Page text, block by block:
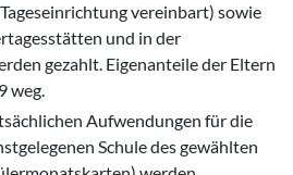
vereinbart) sowie
und in der
gezahlt. Eigenanteile der Eltern
weg.
Aufwendungen für die
Schule des gewählten